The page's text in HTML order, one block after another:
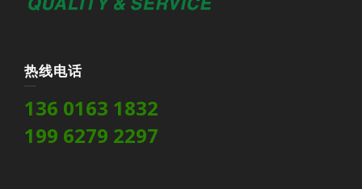
热线电话
136 0163 1832
199 6279 2297